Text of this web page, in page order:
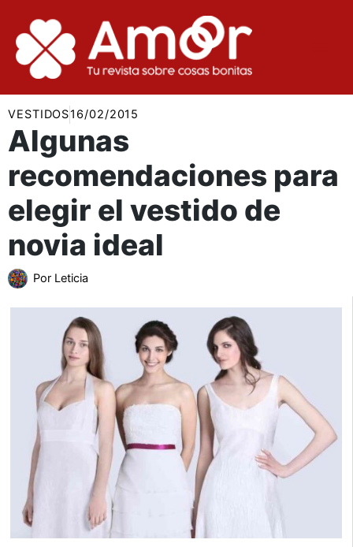
contenido
VESTIDOS16/02/2015
Algunas
recomendaciones para
elegir el vestido de
novia ideal
Por Leticia